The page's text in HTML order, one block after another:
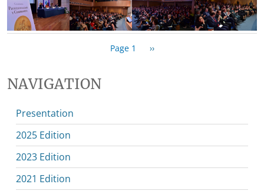
Page 1 Next page
››
NAVIGATION
Presentation
2025 Edition
2023 Edition
2021 Edition